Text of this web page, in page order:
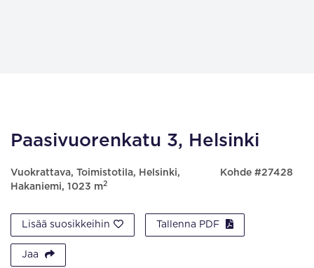
Paasivuorenkatu 3, Helsinki
Vuokrattava, Toimistotila, Helsinki,
Hakaniemi, 1023 m2
Kohde #27428
Lisää suosikkeihin Tallenna PDF
Jaa